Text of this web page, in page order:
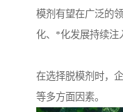
模剂有望在广泛的
化、*化发展持续注
在选择脱模剂时，
等多方面因素。